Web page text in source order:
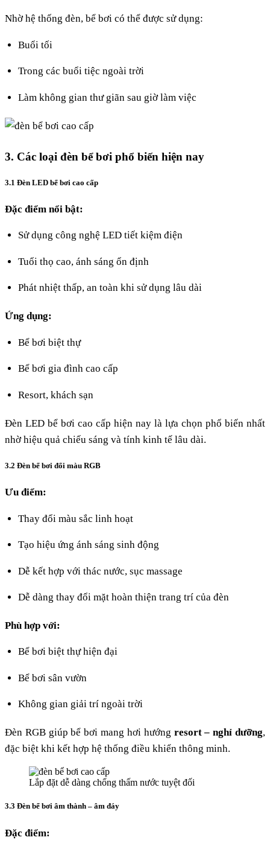
Nhờ hệ thống đèn, bể bơi có thể được sử dụng:
Buổi tối
Trong các buổi tiệc ngoài trời
Làm không gian thư giãn sau giờ làm việc
3. Các loại đèn bể bơi phổ biến hiện nay
3.1 Đèn LED bể bơi cao cấp
Đặc điểm nổi bật:
Sử dụng công nghệ LED tiết kiệm điện
Tuổi thọ cao, ánh sáng ổn định
Phát nhiệt thấp, an toàn khi sử dụng lâu dài
Ứng dụng:
Bể bơi biệt thự
Bể bơi gia đình cao cấp
Resort, khách sạn
Đèn LED bể bơi cao cấp hiện nay là lựa chọn phổ biến nhất
nhờ hiệu quả chiếu sáng và tính kinh tế lâu dài.
3.2 Đèn bể bơi đổi màu RGB
Ưu điểm:
Thay đổi màu sắc linh hoạt
Tạo hiệu ứng ánh sáng sinh động
Dễ kết hợp với thác nước, sục massage
Dễ dàng thay đổi mặt hoàn thiện trang trí của đèn
Phù hợp với:
Bể bơi biệt thự hiện đại
Bể bơi sân vườn
Không gian giải trí ngoài trời
Đèn RGB giúp bể bơi mang hơi hướng resort – nghỉ dưỡng,
đặc biệt khi kết hợp hệ thống điều khiển thông minh.
Lắp đặt dễ dàng chống thấm nước tuyệt đối
3.3 Đèn bể bơi âm thành – âm đáy
Đặc điểm: